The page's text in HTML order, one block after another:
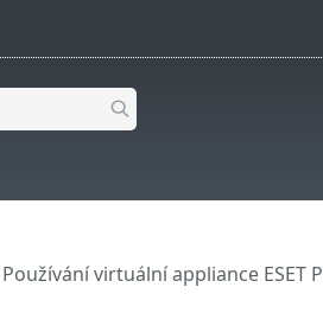
Používání virtuální appliance ESET